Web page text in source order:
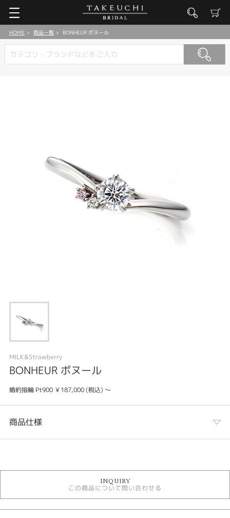
HOME 商品一覧 BONHEUR ボヌール
MILK&Strawberry
BONHEUR ボヌール
婚約指輪 Pt900 ￥187,000 (税込) ～
商品仕様
婚約指輪
婚約指輪 ピンクダイヤモンド
ミルク＆ストロベリー
ミルク＆ストロベリー ＞ 婚約指輪
INQUIRY
この商品について問い合わせる